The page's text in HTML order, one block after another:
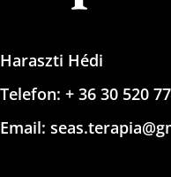
Haraszti Hédi
Telefon: + 36 30 520
Email: